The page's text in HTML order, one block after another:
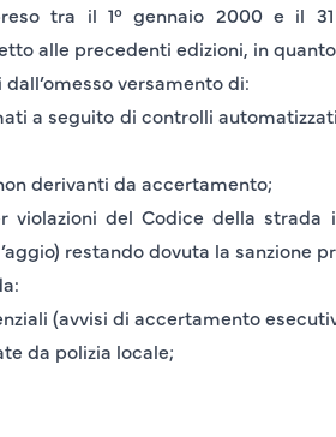
tra il 1° gennaio 2000 e il
alle precedenti edizioni, in
versamento di:
a seguito di controlli
derivanti da accertamento;
violazioni del Codice della
restando dovuta la sanzione
(avvisi di accertamento
da polizia locale;